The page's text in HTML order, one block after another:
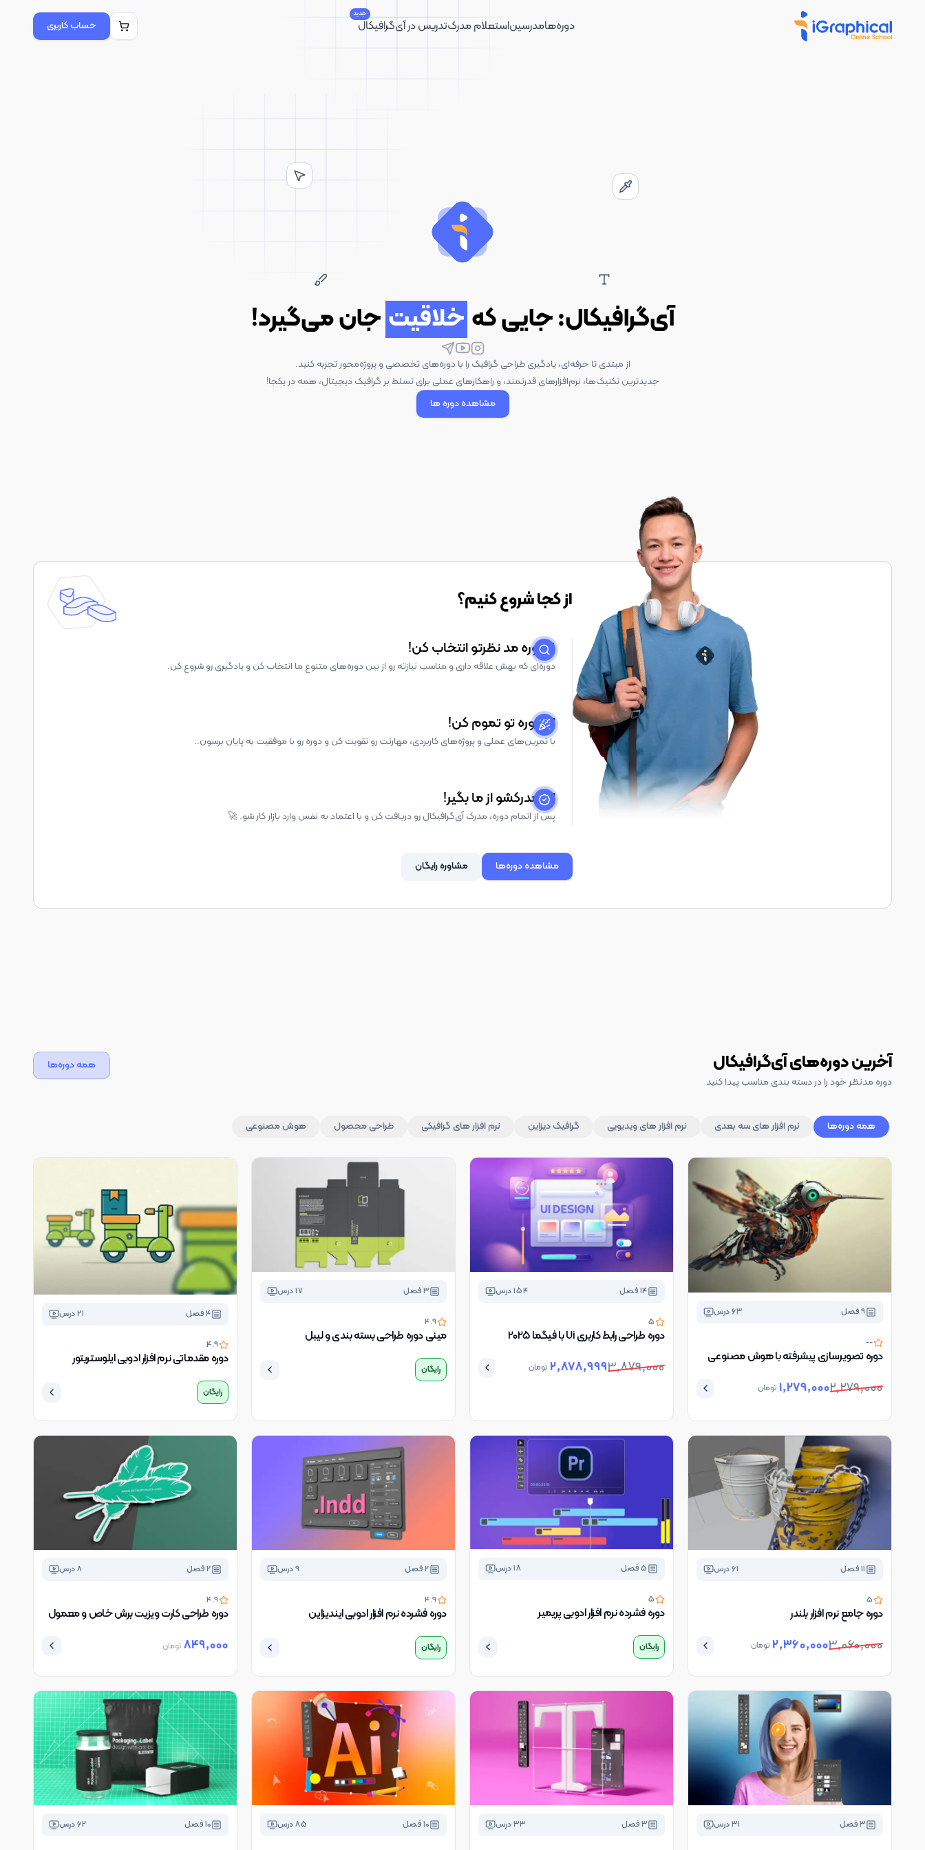
دوره‌هامدرسیناستعلام مدرکتدریس در آی‌گرافیکال
جدید
حساب کاربری
آی‌گرافیکال: جایی که خلاقیت جان می‌گیرد!
از مبتدی تا حرفه‌ای، یادگیری طراحی گرافیک را با دوره‌های تخصصی و پروژه‌محور تجربه کنید.
جدیدترین تکنیک‌ها، نرم‌افزارهای قدرتمند، و راهکارهای عملی برای تسلط بر گرافیک دیجیتال، همه در یکجا!
مشاهده دوره ها
از کجا شروع کنیم؟
1. دوره مد نظرتو انتخاب کن!
دوره‌ای که بهش علاقه داری و مناسب نیازته رو از بین دوره‌های متنوع ما انتخاب کن و یادگیری رو شروع کن.
2. دوره تو تموم کن!
با تمرین‌های عملی و پروژه‌های کاربردی، مهارتت رو تقویت کن و دوره رو با موفقیت به پایان برسون..
3. مدرکشو از ما بگیر!
پس از اتمام دوره، مدرک آی‌گرافیکال رو دریافت کن و با اعتماد به نفس وارد بازار کار شو. 🚀
مشاهده دوره‌ها مشاوره رایگان
آخرین دوره‌های آی‌گرافیکال
دوره مدنظر خود را در دسته بندی مناسب پیدا کنید
همه دوره‌ها
همه دوره‌ها نرم افزار های سه بعدی نرم افزار های ویدیویی گرافیک دیزاین نرم افزار های گرافیکی طراحی محصول هوش مصنوعی
9فصل 63درس
--
دوره تصویرسازی پیشرفته با هوش مصنوعی
2,279,000
1,279,000 تومان
14فصل 154درس
5
دوره طراحی رابط کاربری Ui با فیگما 2025
3,879,000
2,878,999 تومان
3فصل 17درس
4.9
مینی دوره طراحی بسته بندی و لیبل
رایگان
4فصل 21درس
4.9
دوره مقدماتی نرم افزار ادوبی ایلوستریتور
رایگان
11فصل 61درس
5
دوره جامع نرم افزار بلندر
3,060,000
2,360,000 تومان
5فصل 18درس
5
دوره فشرده نرم افزار ادوبی پریمیر
رایگان
2فصل 9درس
4.9
دوره فشرده نرم افزار ادوبی ایندیزاین
رایگان
2فصل 8درس
4.9
دوره طراحی کارت ویزیت برش خاص و معمول
849,000 تومان
3فصل 31درس 3فصل 33درس 10فصل 85درس 10فصل 62درس